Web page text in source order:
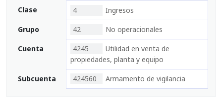
Clase 4 Ingresos
Grupo 42 No operacionales
Cuenta 4245
Utilidad en venta de
propiedades, planta y equipo
Subcuenta 424560 Armamento de vigilancia